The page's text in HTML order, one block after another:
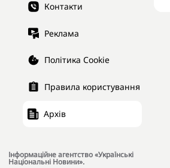
Контакти
Реклама
Політика Cookie
Правила користування
Архів
Інформаційне агентство «Українські
Національні Новини».